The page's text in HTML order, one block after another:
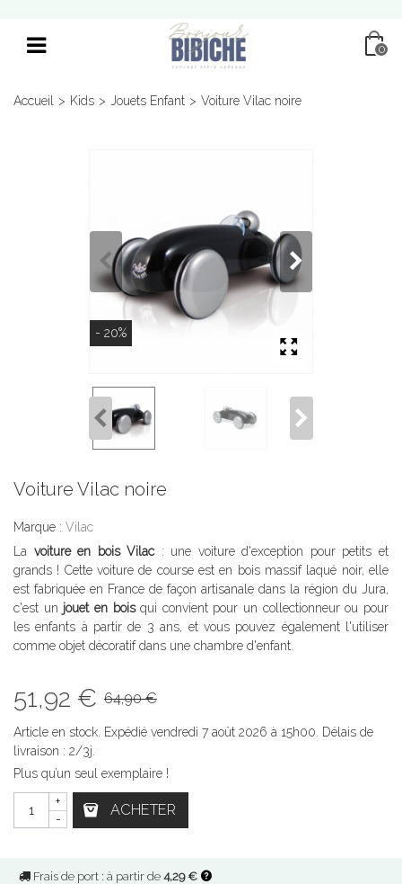
0
Accueil > Kids > Jouets Enfant > Voiture Vilac noire
- 20%
Voiture Vilac noire
Marque : Vilac
La voiture en bois Vilac: une voiture d'exception pour petits et
grands ! Cette voiture de course est en bois massif laqué noir, elle
est fabriquée en France de façon artisanale dans la région du Jura,
c'est un jouet en boisqui convient pour un collectionneur ou pour
les enfants à partir de 3 ans, et vous pouvez également l'utiliser
comme objet décoratif dans une chambre d'enfant.
51,92 € 64,90 €
Article en stock. Expédié vendredi 7 août 2026 à 15h00. Délais de
livraison : 2/3j.
Plus qu’un seul exemplaire !
-
+ ACHETER
Frais de port : à partir de 4,29 €